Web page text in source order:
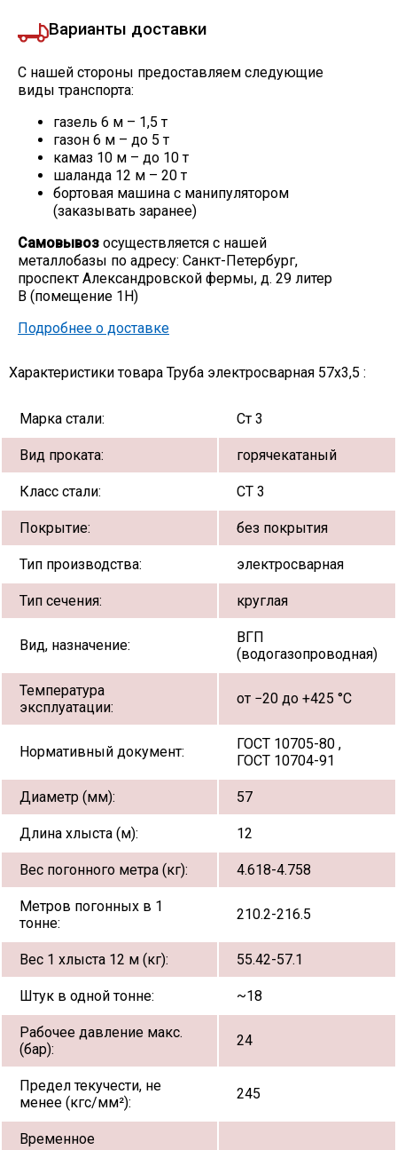
Варианты доставки
С нашей стороны предоставляем следующие
виды транспорта:
газель 6 м – 1,5 т
газон 6 м – до 5 т
камаз 10 м – до 10 т
шаланда 12 м – 20 т
бортовая машина с манипулятором
(заказывать заранее)
Самовывоз осуществляется с нашей
металлобазы по адресу: Санкт-Петербург,
проспект Александровской фермы, д. 29 литер
В (помещение 1Н)
Подробнее о доставке
Характеристики товара Труба электросварная 57х3,5 :
Марка стали: Ст 3
Вид проката: горячекатаный
Класс стали: СТ 3
Покрытие: без покрытия
Тип производства: электросварная
Тип сечения: круглая
Вид, назначение:
ВГП
(водогазопроводная)
Температура
эксплуатации:
от −20 до +425 °С
Нормативный документ:
ГОСТ 10705-80 ,
ГОСТ 10704-91
Диаметр (мм): 57
Длина хлыста (м): 12
Вес погонного метра (кг): 4.618-4.758
Метров погонных в 1
тонне:
210.2-216.5
Вес 1 хлыста 12 м (кг): 55.42-57.1
Штук в одной тонне: ~18
Рабочее давление макс.
(бар):
24
Предел текучести, не
менее (кгс/мм²):
245
Временное